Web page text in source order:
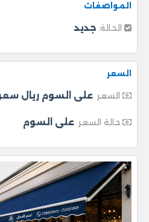
المواصفات
جديد
السعر
السعر على السوم ريال سعودى
حالة السعر على السوم